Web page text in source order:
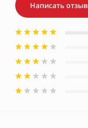
Написать отзыв